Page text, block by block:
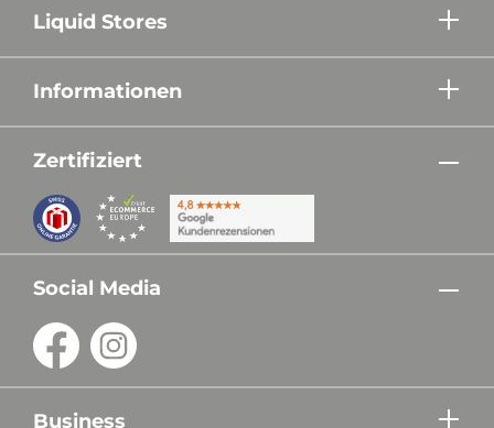
Liquid Stores
Informationen
Zertifiziert
Social Media
Business